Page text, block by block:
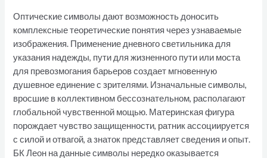
Оптические символы дают возможность доносить
комплексные теоретические понятия через узнаваемые
изображения. Применение дневного светильника для
указания надежды, пути для жизненного пути или моста
для превозмогания барьеров создает мгновенную
душевное единение с зрителями. Изначальные символы,
вросшие в коллективном бессознательном, располагают
глобальной чувственной мощью. Материнская фигура
порождает чувство защищенности, ратник ассоциируется
с силой и отвагой, а знаток представляет сведения и опыт.
БК Леон на данные символы нередко оказывается